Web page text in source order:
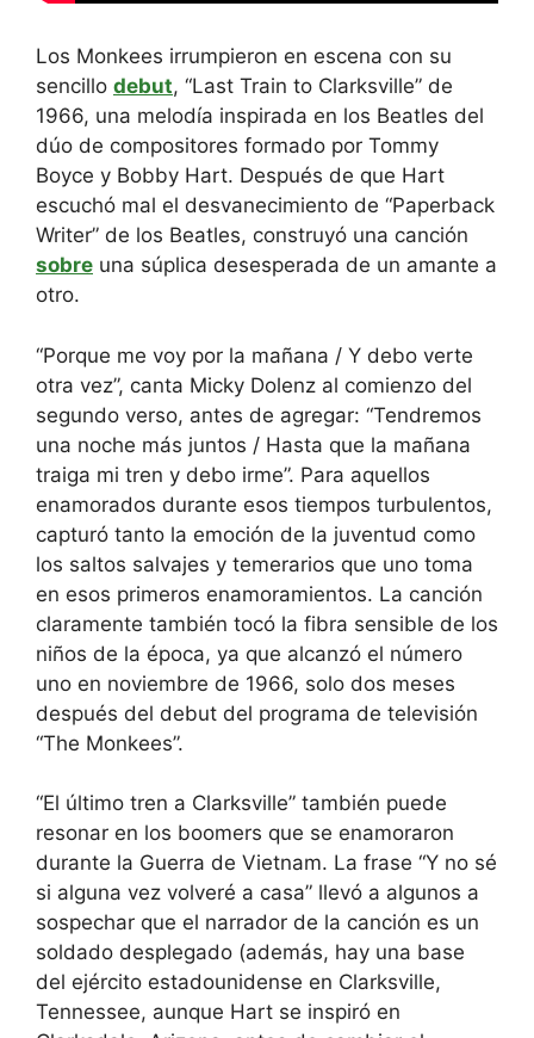
Los Monkees irrumpieron en escena con su
sencillo debut, “Last Train to Clarksville” de
1966, una melodía inspirada en los Beatles del
dúo de compositores formado por Tommy
Boyce y Bobby Hart. Después de que Hart
escuchó mal el desvanecimiento de “Paperback
Writer” de los Beatles, construyó una canción
sobre una súplica desesperada de un amante a
otro.
“Porque me voy por la mañana / Y debo verte
otra vez”, canta Micky Dolenz al comienzo del
segundo verso, antes de agregar: “Tendremos
una noche más juntos / Hasta que la mañana
traiga mi tren y debo irme”. Para aquellos
enamorados durante esos tiempos turbulentos,
capturó tanto la emoción de la juventud como
los saltos salvajes y temerarios que uno toma
en esos primeros enamoramientos. La canción
claramente también tocó la fibra sensible de los
niños de la época, ya que alcanzó el número
uno en noviembre de 1966, solo dos meses
después del debut del programa de televisión
“The Monkees”.
“El último tren a Clarksville” también puede
resonar en los boomers que se enamoraron
durante la Guerra de Vietnam. La frase “Y no sé
si alguna vez volveré a casa” llevó a algunos a
sospechar que el narrador de la canción es un
soldado desplegado (además, hay una base
del ejército estadounidense en Clarksville,
Tennessee, aunque Hart se inspiró en